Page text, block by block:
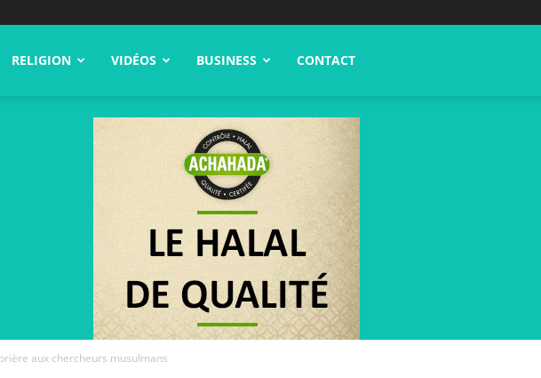
RELIGION VIDÉOS BUSINESS CONTACT
aux chercheurs musulmans